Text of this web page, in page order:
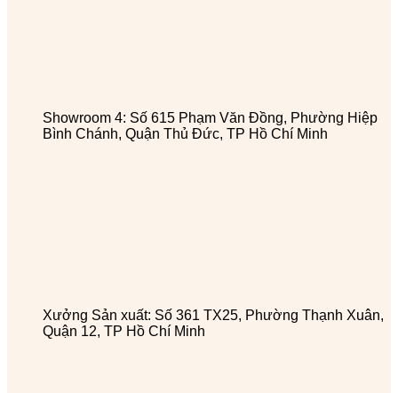
Showroom 4: Số 615 Phạm Văn Đồng, Phường Hiệp
Bình Chánh, Quận Thủ Đức, TP Hồ Chí Minh
Xưởng Sản xuất: Số 361 TX25, Phường Thạnh Xuân,
Quận 12, TP Hồ Chí Minh